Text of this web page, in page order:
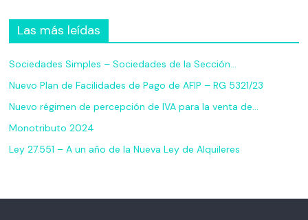
Las más leídas
Sociedades Simples – Sociedades de la Sección…
Nuevo Plan de Facilidades de Pago de AFIP – RG 5321/23
Nuevo régimen de percepción de IVA para la venta de…
Monotributo 2024
Ley 27.551 – A un año de la Nueva Ley de Alquileres